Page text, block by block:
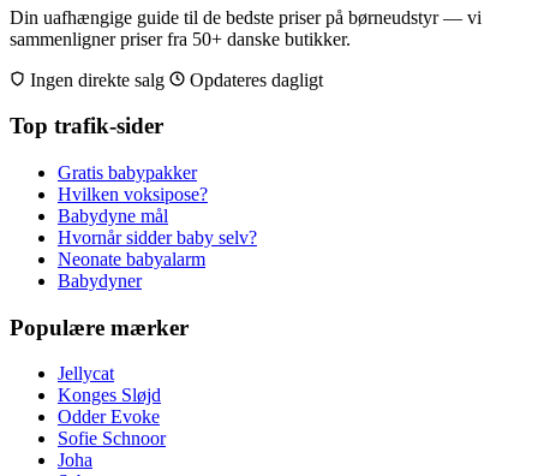
Din uafhængige guide til de bedste priser på børneudstyr — vi
sammenligner priser fra 50+ danske butikker.
Ingen direkte salg
Opdateres dagligt
Top trafik-sider
Gratis babypakker
Hvilken voksipose?
Babydyne mål
Hvornår sidder baby selv?
Neonate babyalarm
Babydyner
Populære mærker
Jellycat
Konges Sløjd
Odder Evoke
Sofie Schnoor
Joha